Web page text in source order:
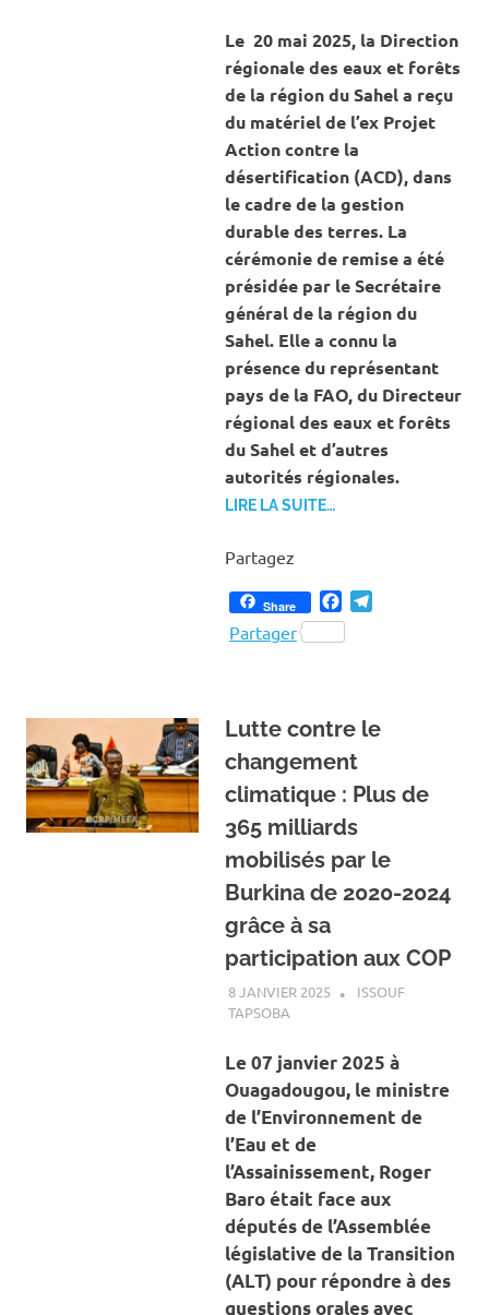
Le 20 mai 2025, la Direction
régionale des eaux et forêts
de la région du Sahel a reçu
du matériel de l’ex Projet
Action contre la
désertification (ACD), dans
le cadre de la gestion
durable des terres. La
cérémonie de remise a été
présidée par le Secrétaire
général de la région du
Sahel. Elle a connu la
présence du représentant
pays de la FAO, du Directeur
régional des eaux et forêts
du Sahel et d’autres
autorités régionales.
LIRE LA SUITE…
Partagez
Share Facebook
Partager
Lutte contre le
changement
climatique : Plus de
365 milliards
mobilisés par le
Burkina de 2020-2024
grâce à sa
participation aux COP
8 JANVIER 2025
ISSOUF
TAPSOBAA LA UNE
Le 07 janvier 2025 à
Ouagadougou, le ministre
de l’Environnement de
l’Eau et de
l’Assainissement, Roger
Baro était face aux
députés de l’Assemblée
législative de la Transition
(ALT) pour répondre à des
questions orales avec